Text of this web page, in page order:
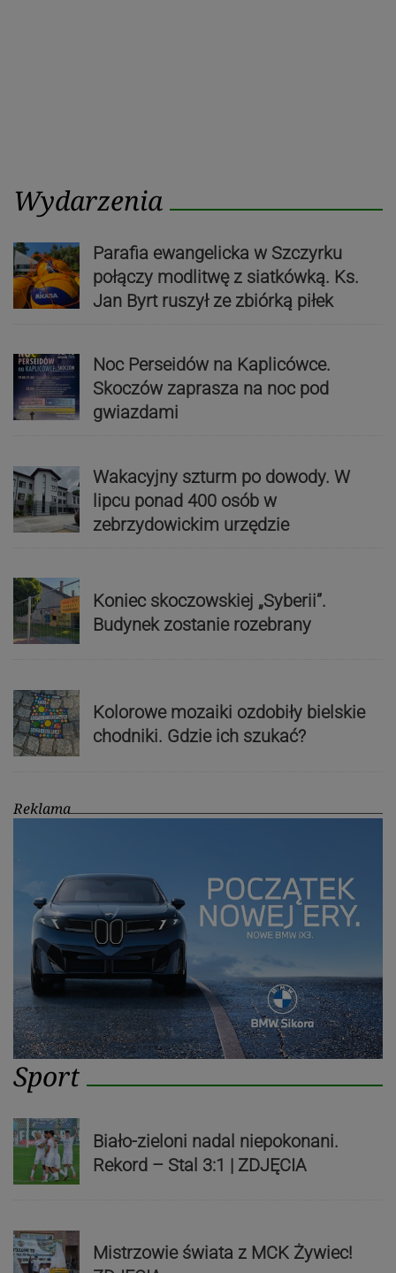
Wydarzenia
Parafia ewangelicka w Szczyrku
połączy modlitwę z siatkówką. Ks.
Jan Byrt ruszył ze zbiórką piłek
Noc Perseidów na Kaplicówce.
Skoczów zaprasza na noc pod
gwiazdami
Wakacyjny szturm po dowody. W
lipcu ponad 400 osób w
zebrzydowickim urzędzie
Koniec skoczowskiej „Syberii”.
Budynek zostanie rozebrany
Kolorowe mozaiki ozdobiły bielskie
chodniki. Gdzie ich szukać?
Reklama
Sport
Biało-zieloni nadal niepokonani.
Rekord – Stal 3:1 | ZDJĘCIA
Mistrzowie świata z MCK Żywiec!